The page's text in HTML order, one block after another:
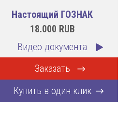
Настоящий ГОЗНАК
18.000 RUB
Видео документа
Заказать
Купить в один клик